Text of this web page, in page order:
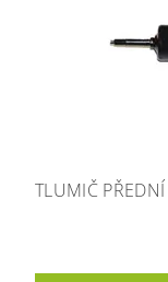
TLUMIČ PŘEDNÍ